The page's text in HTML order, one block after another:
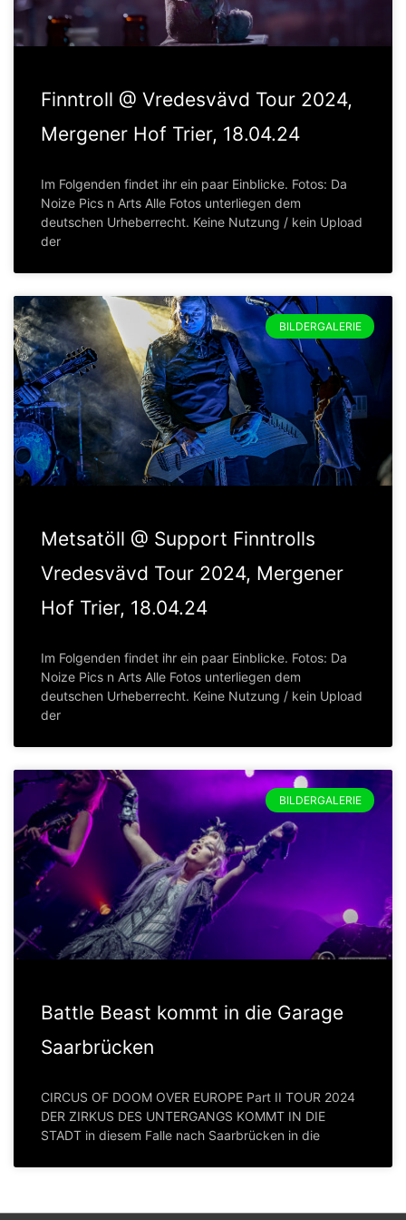
Finntroll @ Vredesvävd Tour 2024,
Mergener Hof Trier, 18.04.24
Im Folgenden findet ihr ein paar Einblicke. Fotos: Da
Noize Pics n Arts Alle Fotos unterliegen dem
deutschen Urheberrecht. Keine Nutzung / kein Upload
der
BILDERGALERIE
Metsatöll @ Support Finntrolls
Vredesvävd Tour 2024, Mergener
Hof Trier, 18.04.24
Im Folgenden findet ihr ein paar Einblicke. Fotos: Da
Noize Pics n Arts Alle Fotos unterliegen dem
deutschen Urheberrecht. Keine Nutzung / kein Upload
der
BILDERGALERIE
Battle Beast kommt in die Garage
Saarbrücken
CIRCUS OF DOOM OVER EUROPE Part II TOUR 2024
DER ZIRKUS DES UNTERGANGS KOMMT IN DIE
STADT in diesem Falle nach Saarbrücken in die